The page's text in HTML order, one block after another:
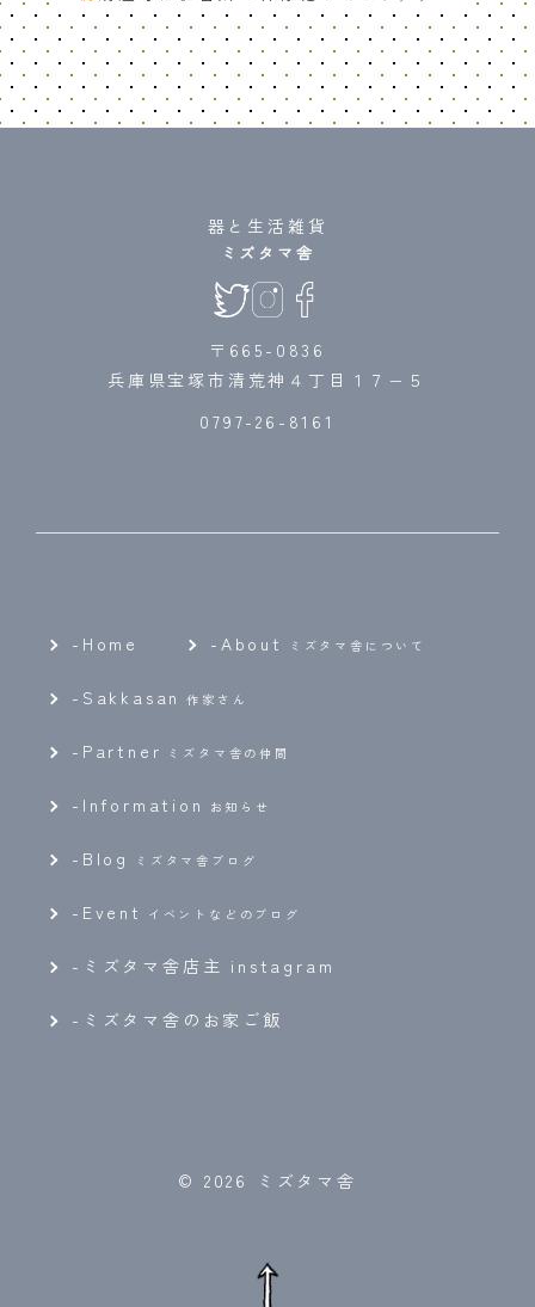
器と生活雑貨
ミズタマ舎
〒665-0836
兵庫県宝塚市清荒神４丁目１７−５
0797-26-8161
-Home - About ミズタマ舎について
- Sakkasan 作家さん
- Partner ミズタマ舎の仲間
- Information お知らせ
- Blog ミズタマ舎ブログ
- Event イベントなどのブログ
-ミズタマ舎店主 instagram
-ミズタマ舎のお家ご飯
© 2026 ミズタマ舎